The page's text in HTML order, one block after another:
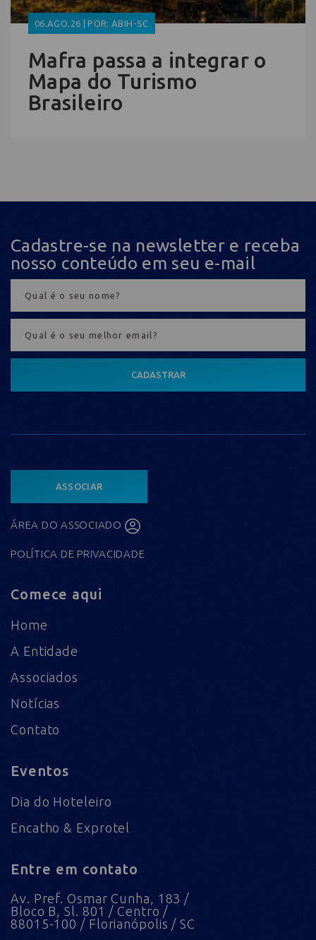
06.AGO.26 | POR: ABIH-SC
Mafra passa a integrar o
Mapa do Turismo
Brasileiro
Cadastre-se na newsletter e receba
nosso conteúdo em seu e-mail
CADASTRAR
ASSOCIAR
ÁREA DO ASSOCIADO
POLÍTICA DE PRIVACIDADE
Comece aqui
Home
A Entidade
Associados
Notícias
Contato
Eventos
Dia do Hoteleiro
Encatho & Exprotel
Entre em contato
Av. Pref. Osmar Cunha, 183 /
Bloco B, Sl. 801 / Centro /
88015-100 / Florianópolis / SC